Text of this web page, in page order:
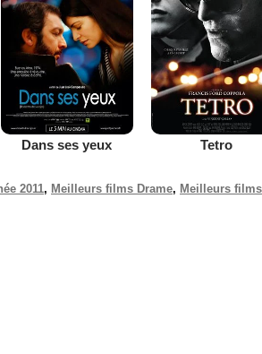
Dans ses yeux Tetro
2011, Meilleurs films Drame, Meilleurs films